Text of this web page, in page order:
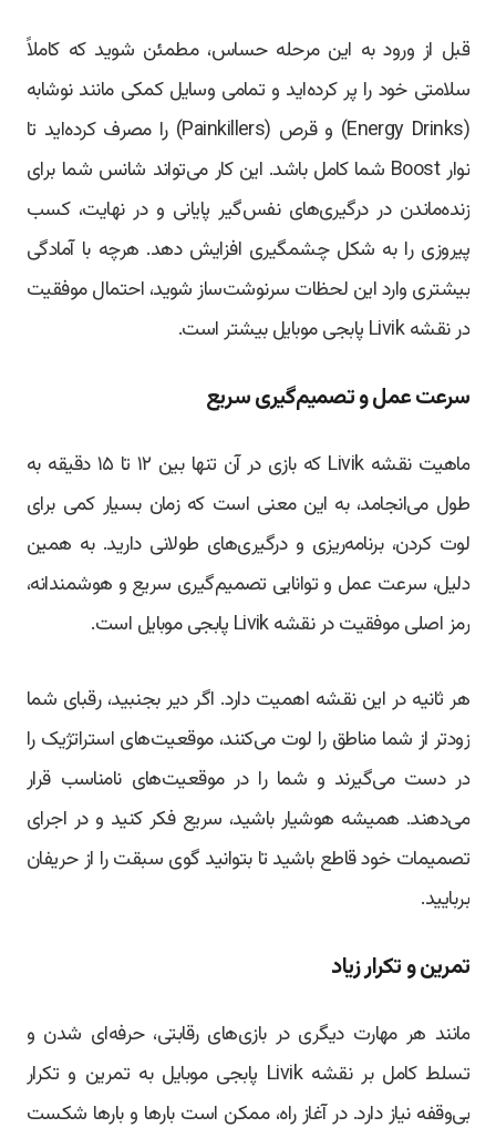
قبل از ورود به این مرحله حساس، مطمئن شوید که کاملاً
سلامتی خود را پر کرده‌اید و تمامی وسایل کمکی مانند نوشابه
(Energy Drinks) و قرص‌ (Painkillers) را مصرف کرده‌اید تا
نوار Boost شما کامل باشد. این کار می‌تواند شانس شما برای
زنده‌ماندن در درگیری‌های نفس‌گیر پایانی و در نهایت، کسب
پیروزی را به شکل چشمگیری افزایش دهد. هرچه با آمادگی
بیشتری وارد این لحظات سرنوشت‌ساز شوید، احتمال موفقیت
در نقشه Livik پابجی موبایل بیشتر است.
سرعت عمل و تصمیم‌گیری سریع
ماهیت نقشه Livik که بازی در آن تنها بین ۱۲ تا ۱۵ دقیقه به
طول می‌انجامد، به این معنی است که زمان بسیار کمی برای
لوت کردن، برنامه‌ریزی و درگیری‌های طولانی دارید. به همین
دلیل، سرعت عمل و توانایی تصمیم‌گیری سریع و هوشمندانه،
رمز اصلی موفقیت در نقشه Livik پابجی موبایل است.
هر ثانیه در این نقشه اهمیت دارد. اگر دیر بجنبید، رقبای شما
زودتر از شما مناطق را لوت می‌کنند، موقعیت‌های استراتژیک را
در دست می‌گیرند و شما را در موقعیت‌های نامناسب قرار
می‌دهند. همیشه هوشیار باشید، سریع فکر کنید و در اجرای
تصمیمات خود قاطع باشید تا بتوانید گوی سبقت را از حریفان
بربایید.
تمرین و تکرار زیاد
مانند هر مهارت دیگری در بازی‌های رقابتی، حرفه‌ای شدن و
تسلط کامل بر نقشه Livik پابجی موبایل به تمرین و تکرار
بی‌وقفه نیاز دارد. در آغاز راه، ممکن است بارها و بارها شکست